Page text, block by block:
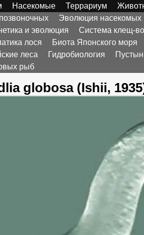
Насекомые Террариум
Эволюция насекомых
и эволюция Система клещ-
лося Биота Японского моря
леса Гидробиология
рыб
globosa (Ishii,